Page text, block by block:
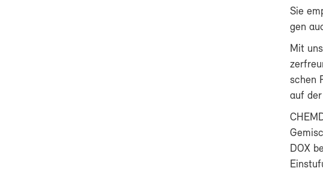
Sie
gen
Mit
schen
auf
DOX